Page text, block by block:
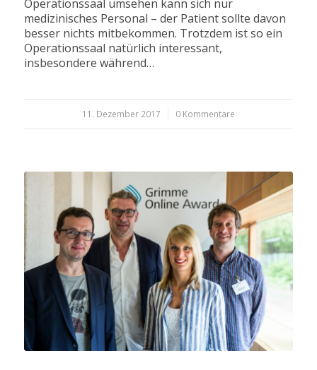
Operationssaal umsehen kann sich nur
medizinisches Personal – der Patient sollte davon
besser nichts mitbekommen. Trotzdem ist so ein
Operationssaal natürlich interessant,
insbesondere während…
11. Dezember 2017
/ 0 Kommentare